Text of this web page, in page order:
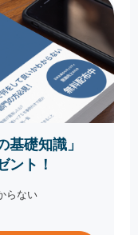
礎知識」
ント！
らない